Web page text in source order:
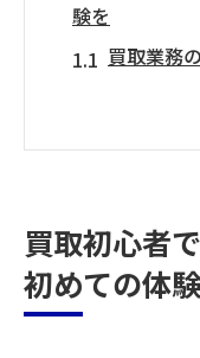
験を
買取業務
初めての
査定のポ
買取の不安を
買取初心者
初めての体